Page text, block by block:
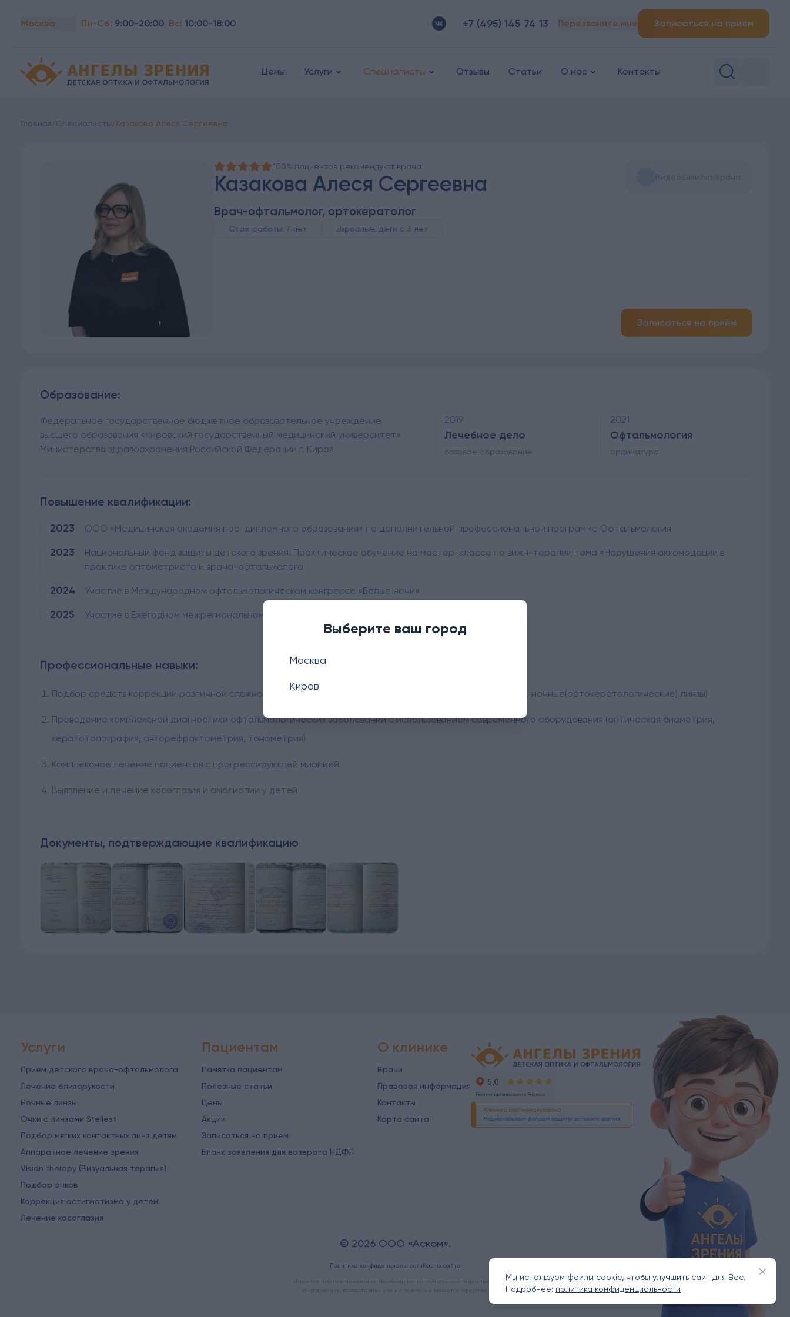
Москва Пн-Сб: 9:00-20:00 Вс: 10:00-18:00 +7 (495) 145 74 13 Перезвоните мне Записаться на приём
Детская офтальмология Ангелы зрения!
Цены
Услуги Специалисты Отзывы Статьи О нас Контакты
Главная Специалисты Казакова Алеся Сергеевна
100% пациентов рекомендуют врача
Казакова Алеся Сергеевна
Врач-офтальмолог, ортокератолог
Стаж работы: 7 лет Взрослые, дети с 3 лет
Записаться на приём
Образование:
Федеральное государственное бюджетное образовательное учреждение
высшего образования «Кировский государственный медицинский университет»
Министерства здравоохранения Российской Федерации г. Киров
2019
Лечебное дело
базовое образование
2021
Офтальмология
ординатура
Повышение квалификации:
2023 ООО «Медицинская академия постдипломного образования» по дополнительной профессиональной программе Офтальмология
2023
Национальный фонд защиты детского зрения. Практическое обучение на мастер-классе по вижн-терапии тема «Нарушения аккомодации в
практике оптометриста и врача-офтальмолога
2024 Участие в Международном офтальмологическом конгрессе «Белые ночи»
2025 Участие в Ежегодном межрегиональном офтальмологическом форуме «На волне офтальмологии»
Профессиональные навыки:
Подбор средств коррекции различной сложности ( очки различной сложности, мягкие контактные линзы, ночные(ортокератологические) линзы)
Проведение комплексной диагностики офтальмологических заболеваний с использованием современного оборудования (оптическая биометрия,
кератотопография, авторефрактометрия, тонометрия)
Комплексное лечение пациентов с прогрессирующей миопией
Выявление и лечение косоглазия и амблиопии у детей
Документы, подтверждающие квалификацию
Услуги
Прием детского врача-офтальмолога
Лечение близорукости
Ночные линзы
Очки с линзами Stellest
Подбор мягких контактных линз детям
Аппаратное лечение зрения
Vision therapy (Визуальная терапия)
Подбор очков
Коррекция астигматизма у детей
Лечение косоглазия
Пациентам
Памятка пациентам
Полезные статьи
Цены
Акции
Записаться на прием
Бланк заявления для возврата НДФЛ
О клинике
Врачи
Правовая информация
Контакты
Карта сайта
Детская офтальмология Ангелы зрения!
Клиника сертифицирована
Национальным фондом защиты детского зрения
© 2026 ООО «Аском».
Политика конфиденциальностиКарта сайта
Имеются противопоказания. Необходима консультация специалиста.
Информация, представленная на сайте, не является офертой.
Выберите ваш город
Москва
Киров
Мы используем файлы cookie, чтобы улучшить сайт для Вас.
Подробнее: политика конфиденциальности